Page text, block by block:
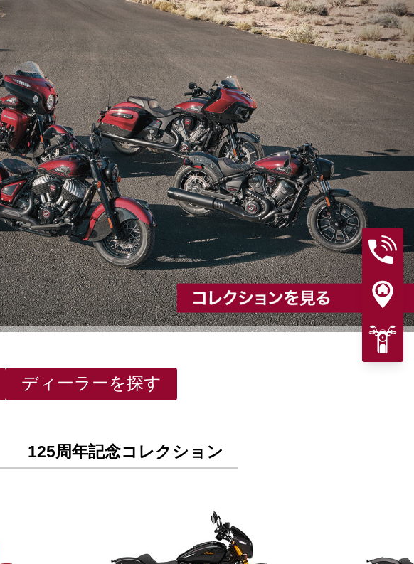
ディーラーを探す
125周年記念コレクション